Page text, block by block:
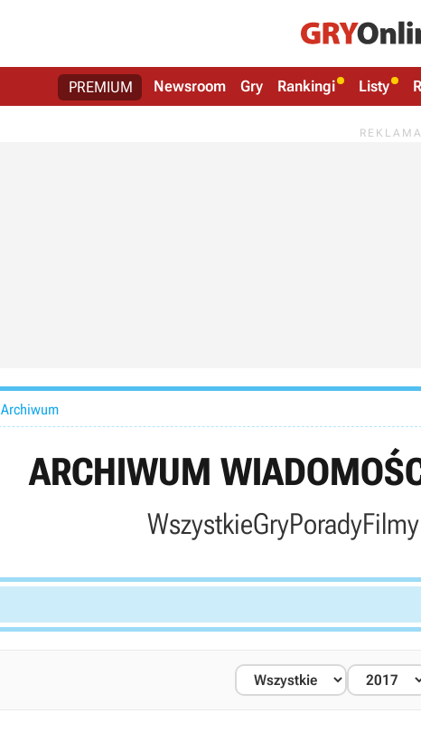
PREMIUM Newsroom Gry Rankingi Listy
Archiwum
ARCHIWUM
WszystkieGryPorady